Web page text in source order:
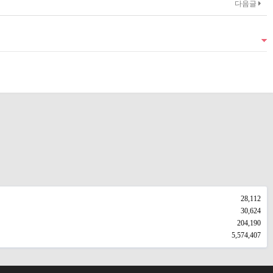
다음글
28,112
30,624
204,190
5,574,407